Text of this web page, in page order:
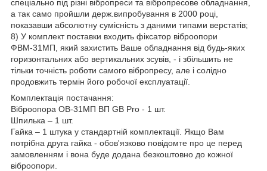
спеціально під різні вібропреси та вібропресове обладнання,
а так само пройшли держ.випробування в 2000 році,
показавши абсолютну сумісність з даними типами верстатів;
8) У комплект поставки входить фіксатор віброопори
ФВМ-31МП, який захистить Ваше обладнання від будь-яких
горизонтальних або вертикальних зсувів, - і збільшить не
тільки точність роботи самого вібропресу, але і солідно
продовжить термін його робочої експлуатації.
Комплектація постачання:
Віброопора ОВ-31МП ВП GB Pro - 1 шт.
Шпилька – 1 шт.
Гайка – 1 штука у стандартній комплектації. Якщо Вам
потрібна друга гайка - обов'язково повідомте про це перед
замовленням і вона буде додана безкоштовно до кожної
віброопори.